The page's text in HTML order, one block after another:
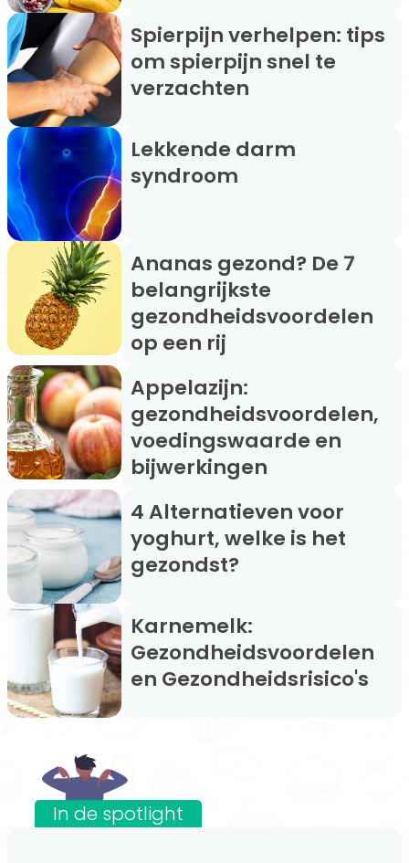
Spierpijn verhelpen: tips
om spierpijn snel te
verzachten
Lekkende darm
syndroom
Ananas gezond? De 7
belangrijkste
gezondheidsvoordelen
op een rij
Appelazijn:
gezondheidsvoordelen,
voedingswaarde en
bijwerkingen
4 Alternatieven voor
yoghurt, welke is het
gezondst?
Karnemelk:
Gezondheidsvoordelen
en Gezondheidsrisico's
In de spotlight